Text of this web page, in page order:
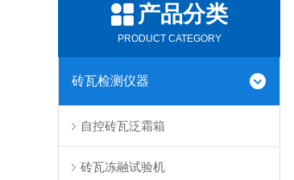
产品分类
PRODUCT CATEGORY
砖瓦检测仪器
自控砖瓦泛霜箱
砖瓦冻融试验机